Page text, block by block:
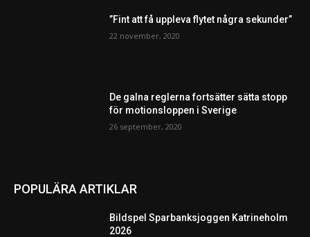
”Fint att få uppleva flytet några sekunder”
22 november, 2020
De galna reglerna fortsätter sätta stopp
för motionsloppen i Sverige
26 september, 2020
POPULÄRA ARTIKLAR
Bildspel Sparbanksjoggen Katrineholm
2026